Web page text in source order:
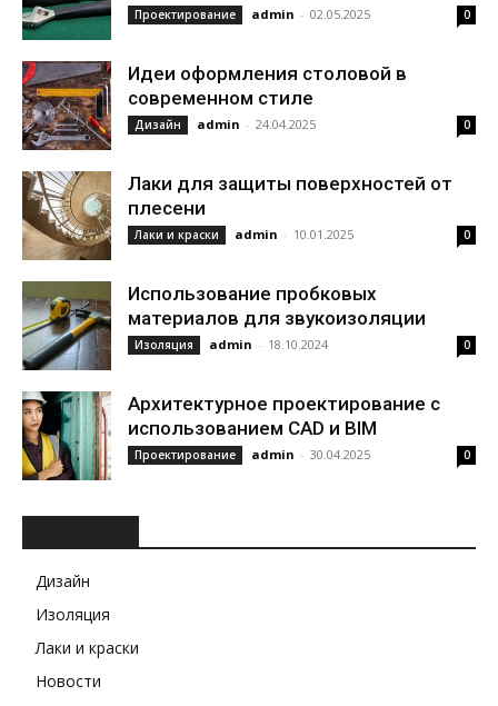
Проектирование admin - 02.05.2025 0
Идеи оформления столовой в
современном стиле
Дизайн admin - 24.04.2025 0
Лаки для защиты поверхностей от
плесени
Лаки и краски admin - 10.01.2025 0
Использование пробковых
материалов для звукоизоляции
Изоляция admin - 18.10.2024 0
Архитектурное проектирование с
использованием CAD и BIM
Проектирование admin - 30.04.2025 0
Дизайн
Изоляция
Лаки и краски
Новости